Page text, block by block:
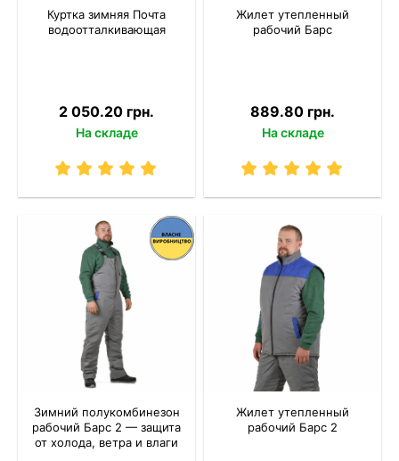
Куртка зимняя Почта
водоотталкивающая
2 050.20 грн.
На складе
Жилет утепленный
рабочий Барс
889.80 грн.
На складе
Зимний полукомбинезон
рабочий Барс 2 — защита
от холода, ветра и влаги
Жилет утепленный
рабочий Барс 2